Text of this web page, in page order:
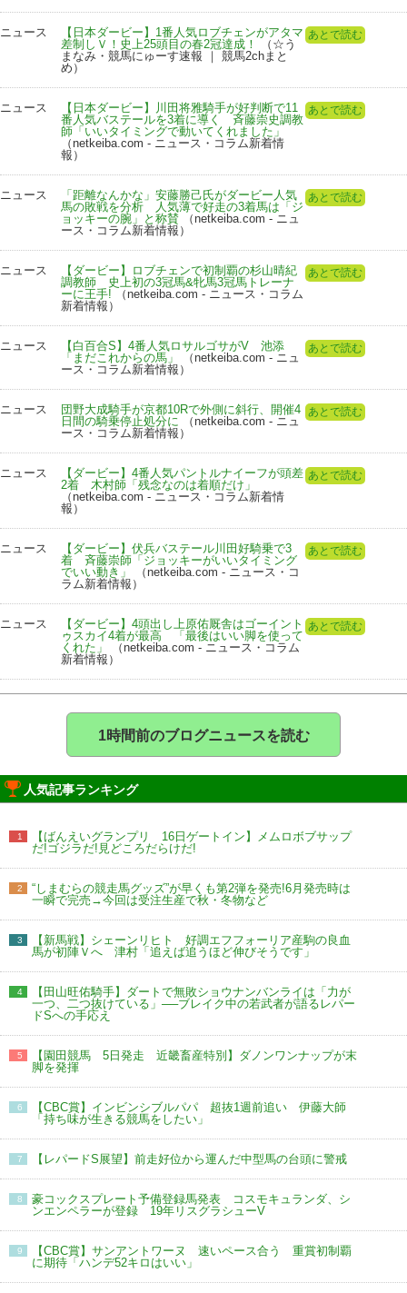
ニュース
【日本ダービー】1番人気ロブチェンがアタマ
差制しＶ！史上25頭目の春2冠達成！
（☆う
まなみ・競馬にゅーす速報 ｜ 競馬2chまと
め）
あとで読む
ニュース
【日本ダービー】川田将雅騎手が好判断で11
番人気バステールを3着に導く 斉藤崇史調教
師「いいタイミングで動いてくれました」
（netkeiba.com - ニュース・コラム新着情
報）
あとで読む
ニュース
「距離なんかな」安藤勝己氏がダービー人気
馬の敗戦を分析 人気薄で好走の3着馬は「ジ
ョッキーの腕」と称賛 （netkeiba.com - ニュ
ース・コラム新着情報）
あとで読む
ニュース
【ダービー】ロブチェンで初制覇の杉山晴紀
調教師 史上初の3冠馬&牝馬3冠馬トレーナ
ーに王手! （netkeiba.com - ニュース・コラム
新着情報）
あとで読む
ニュース
【白百合S】4番人気ロサルゴサがV 池添
「まだこれからの馬」
（netkeiba.com - ニュ
ース・コラム新着情報）
あとで読む
ニュース
団野大成騎手が京都10Rで外側に斜行、開催4
日間の騎乗停止処分に
（netkeiba.com - ニュ
ース・コラム新着情報）
あとで読む
ニュース
【ダービー】4番人気パントルナイーフが頭差
2着 木村師「残念なのは着順だけ」
（netkeiba.com - ニュース・コラム新着情
報）
あとで読む
ニュース
【ダービー】伏兵バステール川田好騎乗で3
着 斉藤崇師「ジョッキーがいいタイミング
でいい動き」
（netkeiba.com - ニュース・コ
ラム新着情報）
あとで読む
ニュース
【ダービー】4頭出し上原佑厩舎はゴーイント
ゥスカイ4着が最高 「最後はいい脚を使って
くれた」
（netkeiba.com - ニュース・コラム
新着情報）
あとで読む
1時間前のブログニュースを読む
人気記事ランキング
1
【ばんえいグランプリ 16日ゲートイン】メムロボブサップ
だ!ゴジラだ!見どころだらけだ!
2
“しまむらの競走馬グッズ”が早くも第2弾を発売!6月発売時は
一瞬で完売→今回は受注生産で秋・冬物など
3
【新馬戦】シェーンリヒト 好調エフフォーリア産駒の良血
馬が初陣Ｖへ 津村「追えば追うほど伸びそうです」
4
【田山旺佑騎手】ダートで無敗ショウナンバンライは「力が
一つ、二つ抜けている」──ブレイク中の若武者が語るレパー
ドSへの手応え
5
【園田競馬 5日発走 近畿畜産特別】ダノンワンナップが末
脚を発揮
6
【CBC賞】インビンシブルパパ 超抜1週前追い 伊藤大師
「持ち味が生きる競馬をしたい」
7 【レパードS展望】前走好位から運んだ中型馬の台頭に警戒
8
豪コックスプレート予備登録馬発表 コスモキュランダ、シ
ンエンペラーが登録 19年リスグラシューV
9
【CBC賞】サンアントワーヌ 速いペース合う 重賞初制覇
に期待「ハンデ52キロはいい」